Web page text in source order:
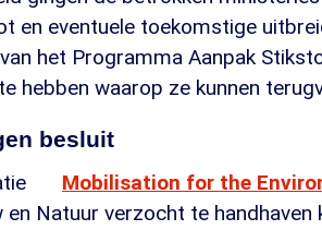
en eventuele toekomstige
het Programma Aanpak
hebben waarop ze kunnen
besluit
Mobilisation for the
en Natuur verzocht te